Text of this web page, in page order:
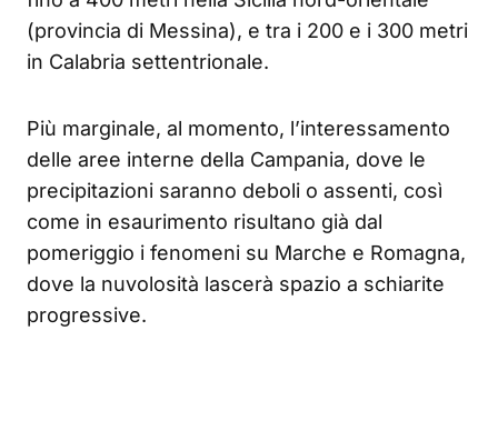
(provincia di Messina), e tra i 200 e i 300 metri
in Calabria settentrionale.
Più marginale, al momento, l’interessamento
delle aree interne della Campania, dove le
precipitazioni saranno deboli o assenti, così
come in esaurimento risultano già dal
pomeriggio i fenomeni su Marche e Romagna,
dove la nuvolosità lascerà spazio a schiarite
progressive.